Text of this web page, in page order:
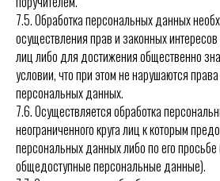
7.5. Обработка персональных данных
осуществления прав и законных
лиц либо для достижения общественно
условии, что при этом не нарушаются
персональных данных.
7.6. Осуществляется обработка
неограниченного круга лиц к которым
персональных данных либо по его
общедоступные персональные данные).